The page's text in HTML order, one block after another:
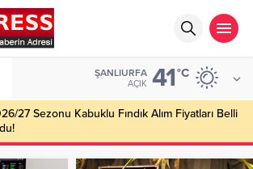
ŞANLIURFA
AÇIK 41°C
27 Sezonu Kabuklu Fındık Alım Fiyatları Belli